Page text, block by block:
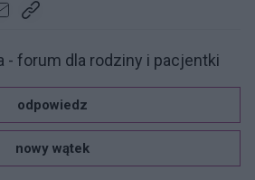
- forum dla rodziny i pacjentki
odpowiedz
nowy wątek